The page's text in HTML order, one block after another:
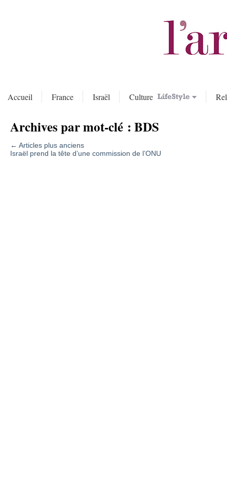
Accueil France Israël Culture
Archives par mot-clé :BDS
← Articles plus anciens
Israël prend la tête d’une commission de l’ONU